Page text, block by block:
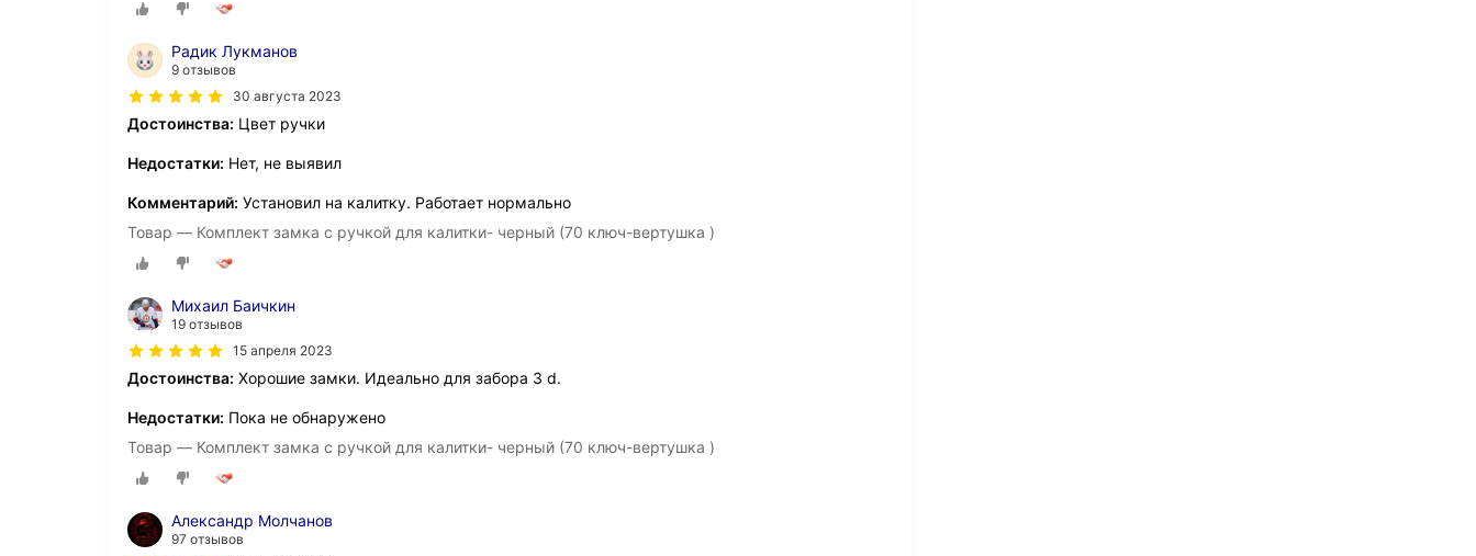
Радик Лукманов
9 отзывов
30 августа 2023
Достоинства: Цвет ручки
Недостатки: Нет, не выявил
Комментарий: Установил на калитку. Работает нормально
Товар — Комплект замка с ручкой для калитки- черный (70 ключ-вертушка )
Михаил Баичкин
19 отзывов
15 апреля 2023
Достоинства: Хорошие замки. Идеально для забора 3 d.
Недостатки: Пока не обнаружено
Товар — Комплект замка с ручкой для калитки- черный (70 ключ-вертушка )
Александр Молчанов
97 отзывов